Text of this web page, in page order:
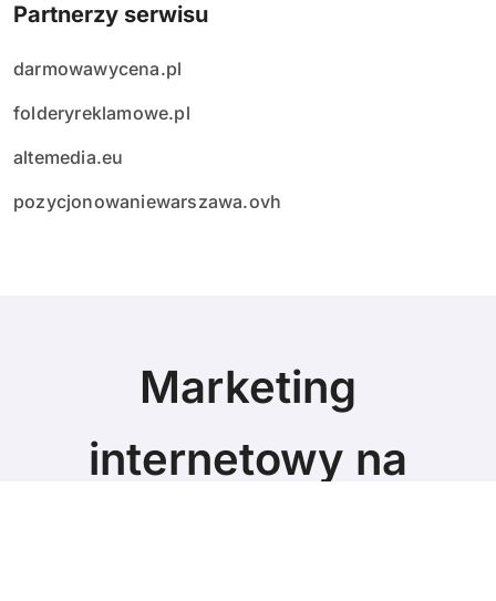
Partnerzy serwisu
darmowawycena.pl
folderyreklamowe.pl
altemedia.eu
pozycjonowaniewarszawa.ovh
Marketing
internetowy na